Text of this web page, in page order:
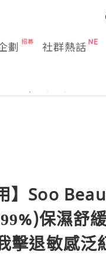
劃 社群熱話
】Soo
保濕舒
擊退敏感泛